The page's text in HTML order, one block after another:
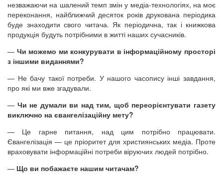
незважаючи на шалений темп змін у медіа-технологіях, на моє
переконання, найближчий десяток років друкована періодика
буде знаходити свого читача. Як періодична, так і книжкова
продукція будуть потрібними в житті наших сучасників.
— Чи можемо ми конкурувати в інформаційному просторі
з іншими виданнями?
— Не бачу такої потреби. У нашого часопису інші завдання,
про які ми вже згадували.
— Чи не думали ви над тим, щоб переорієнтувати газету
виключно на євангелізаційну мету?
— Це гарне питання, над цим потрібно працювати.
Євангелізація — це пріоритет для християнських медіа. Проте
враховувати інформаційні потреби віруючих людей потрібно.
— Що ви побажаєте нашим читачам?